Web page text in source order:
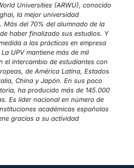
Universities (ARWU), conocido
la mejor universidad
Más del 70% del alumnado de la
haber finalizado sus estudios. Y
a las prácticas en empresa
UPV mantiene más de mil
el intercambio de estudiantes con
de América Latina, Estados
China y Japón. En sus poco
ha producido más de 145.000
Es líder nacional en número de
académicas españolas
gracias a su actividad